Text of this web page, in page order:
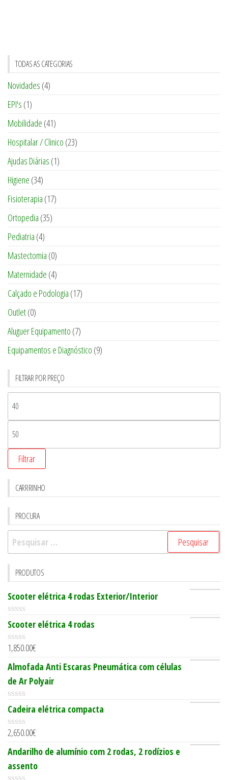
TODAS AS CATEGORIAS
Novidades (4)
EPI's (1)
Mobilidade (41)
Hospitalar / Clinico (23)
Ajudas Diárias (1)
Higiene (34)
Fisioterapia (17)
Ortopedia (35)
Pediatria (4)
Mastectomia (0)
Maternidade (4)
Calçado e Podologia (17)
Outlet(0)
Aluguer Equipamento (7)
Equipamentos e Diagnóstico (9)
FILTRAR POR PREÇO
Filtrar
CARRRINHO
PROCURA
Pesquisar
por:
PRODUTOS
Scooter elétrica 4 rodas Exterior/Interior
0
o
u
t
f
5
Scooter elétrica 4 rodas
0
u
t
o
f
5
1,850.00€
Almofada Anti Escaras Pneumática com células
de Ar Polyair
0
o
u
t
f
Cadeira elétrica compacta
0
u
t
o
2,650.00€
Andarilho de alumínio com 2 rodas, 2 rodízios e
assento